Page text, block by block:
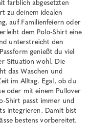
farblich abgesetzten
zu deinem idealen
auf Familienfeiern oder
dem Polo-Shirt eine
unterstreicht den
genießt du viel
Situation wohl. Die
das Waschen und
im Alltag. Egal, ob du
oder mit einem Pullover
Shirt passt immer und
integrieren. Damit bist
bestens vorbereitet.